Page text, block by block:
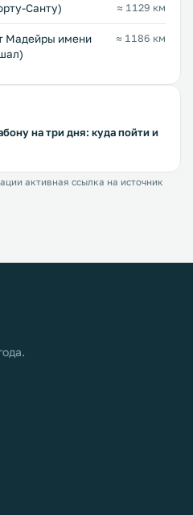
Санту) ≈ 1129 км
Мадейры имени
≈ 1186 км
на три дня: куда пойти и
активная ссылка на источник